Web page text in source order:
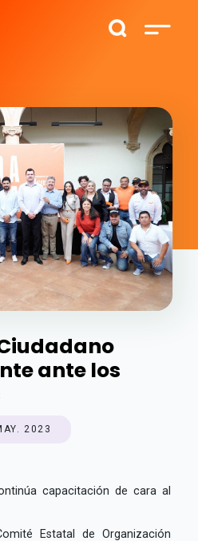
ante los
2023
capacitación de cara al
Estatal de Organización